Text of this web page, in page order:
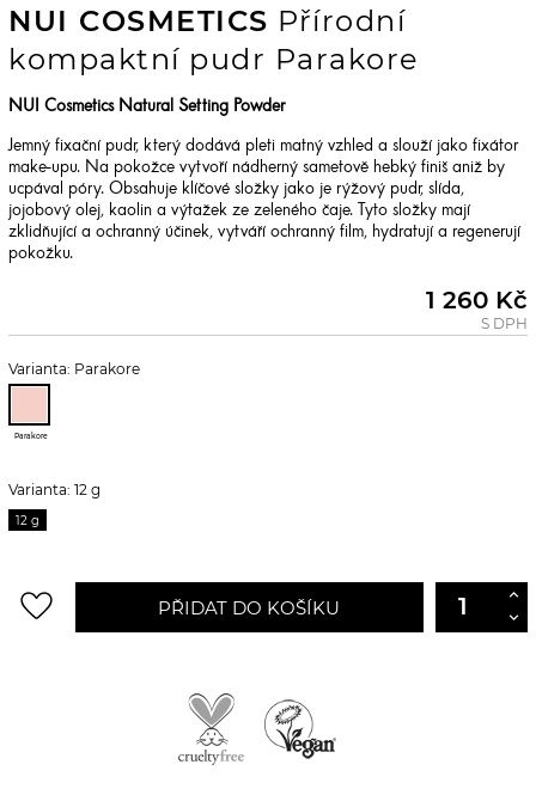
NUI COSMETICS Přírodní
kompaktní pudr Parakore
NUI Cosmetics Natural Setting Powder
Jemný fixační pudr, který dodává pleti matný vzhled a slouží jako fixátor
make-upu. Na pokožce vytvoří nádherný sametově hebký finiš aniž by
ucpával póry. Obsahuje klíčové složky jako je rýžový pudr, slída,
jojobový olej, kaolin a výtažek ze zeleného čaje. Tyto složky mají
zklidňující a ochranný účinek, vytváří ochranný film, hydratují a regenerují
pokožku.
1 260 Kč
S DPH
Varianta: Parakore
Parakore
Varianta: 12 g
12 g
favorite_border PŘIDAT DO KOŠÍKU